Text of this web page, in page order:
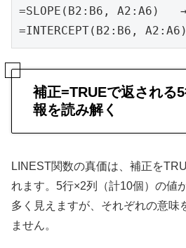
=SLOPE(B2:B6, A2:A6)   →
=INTERCEPT(B2:B6,
補正=TRUEで返される
報を読み解く
LINEST関数の真価は、補正を
れます。5行×2列（計10個）の値
多く見えますが、それぞれの意味
ません。